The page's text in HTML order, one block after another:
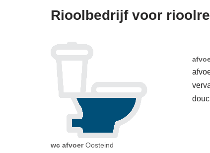
Rioolbedrijf voor
wc afvoerOosteind